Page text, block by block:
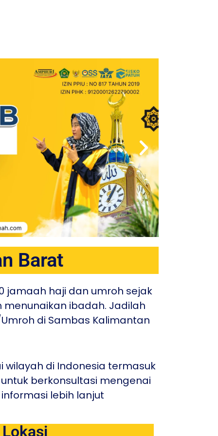
Barat
jamaah haji dan umroh sejak
ibadah. Jadilah
di Sambas Kalimantan
di Indonesia termasuk
berkonsultasi mengenai
lebih lanjut
Lokasi